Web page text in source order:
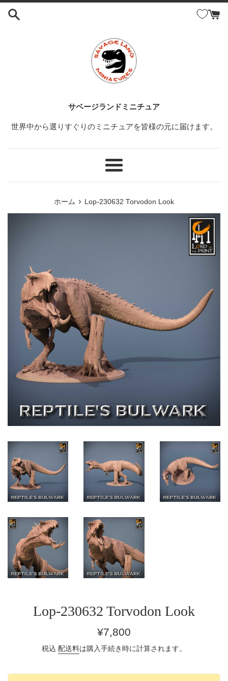
コ
サベージランドミニチュア
世界中から選りすぐりのミニチュアを皆様の元に届けます。
メ
ホーム › Lop-230632 Torvodon Look
Lop-230632 Torvodon Look
通
価
¥7,800
税込 配送料は購入手続き時に計算されます。